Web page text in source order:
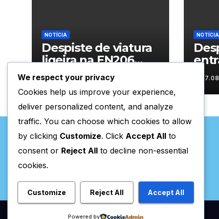
NOTÍCIA
Despiste de viatura
ligeira na EN206
junto ao
cruzamento Fornos
do Pinhal
07.08.2026
NOTÍCIA
Valpaços Online
We respect your privacy
Cookies help us improve your experience,
deliver personalized content, and analyze
traffic. You can choose which cookies to allow
by clicking Customize. Click Accept All to
consent or Reject All to decline non-essential
cookies.
Customize Reject All Accept All
Powered by